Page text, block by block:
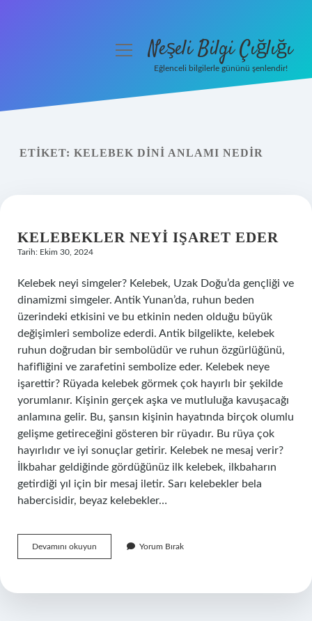
Yasal Uyarı
menüyüNeşeli Bilgi Çığlığı
Eğlenceli bilgilerle gününü şenlendir!
ETIKET: KELEBEK DINI ANLAMI NEDIR
KELEBEKLER NEYI IŞARET EDER
Tarih: Ekim 30, 2024
Kelebek neyi simgeler? Kelebek, Uzak Doğu’da gençliği ve
dinamizmi simgeler. Antik Yunan’da, ruhun beden
üzerindeki etkisini ve bu etkinin neden olduğu büyük
değişimleri sembolize ederdi. Antik bilgelikte, kelebek
ruhun doğrudan bir sembolüdür ve ruhun özgürlüğünü,
hafifliğini ve zarafetini sembolize eder. Kelebek neye
işarettir? Rüyada kelebek görmek çok hayırlı bir şekilde
yorumlanır. Kişinin gerçek aşka ve mutluluğa kavuşacağı
anlamına gelir. Bu, şansın kişinin hayatında birçok olumlu
gelişme getireceğini gösteren bir rüyadır. Bu rüya çok
hayırlıdır ve iyi sonuçlar getirir. Kelebek ne mesaj verir?
İlkbahar geldiğinde gördüğünüz ilk kelebek, ilkbaharın
getirdiği yıl için bir mesaj iletir. Sarı kelebekler bela
habercisidir, beyaz kelebekler…
Devamını okuyun Kelebekler
Neyi
Yorum Bırak